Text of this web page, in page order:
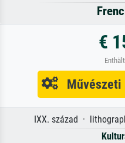
€
Művészeti
IXX. század ·